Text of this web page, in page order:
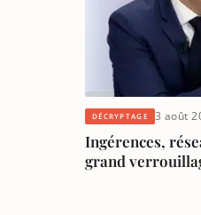
DÉCRYPTAGE 3 août
Ingérences,
grand